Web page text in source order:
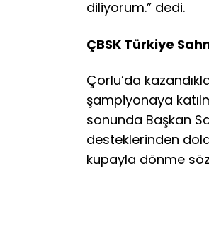
diliyorum.” dedi.
ÇBSK Türkiye
Çorlu’da
şampiyonaya
sonunda Başkan
desteklerinden
kupayla dönme